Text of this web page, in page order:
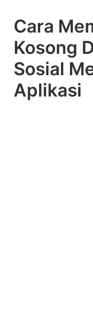
Cara
Kosong
Sosial
Aplikasi